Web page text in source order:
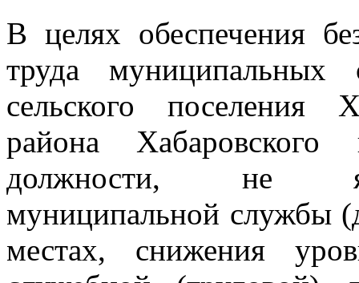
В целях обеспечения
труда муниципальных
сельского поселения
района
должности, не
муниципальной службы
местах, снижения